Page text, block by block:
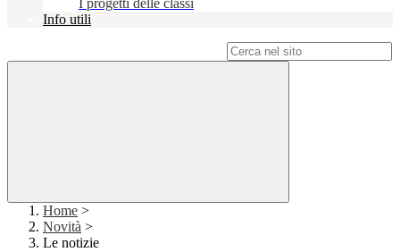
I progetti delle classi
Info utili
Home >
Novità >
Le notizie